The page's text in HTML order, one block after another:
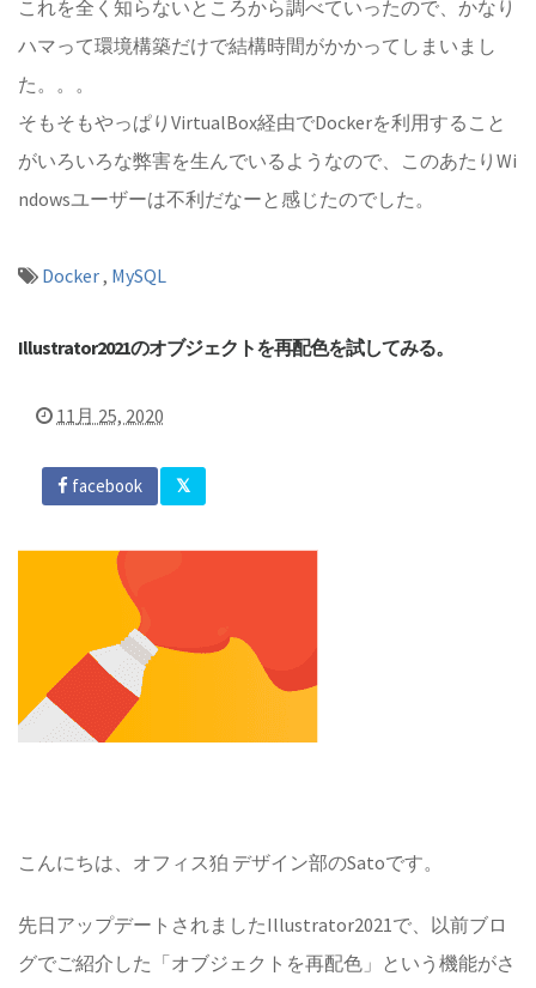
これを全く知らないところから調べていったので、かなり
ハマって環境構築だけで結構時間がかかってしまいまし
た。。。
そもそもやっぱりVirtualBox経由でDockerを利用すること
がいろいろな弊害を生んでいるようなので、このあたりWi
ndowsユーザーは不利だなーと感じたのでした。
Docker, MySQL
Illustrator2021のオブジェクトを再配色を試してみる。
11月 25, 2020
facebook
こんにちは、オフィス狛 デザイン部のSatoです。
先日アップデートされましたIllustrator2021で、以前ブロ
グでご紹介した「オブジェクトを再配色」という機能がさ